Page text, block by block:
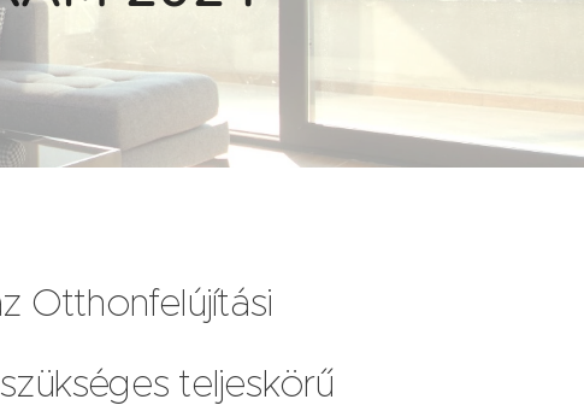
Otthonfelújítási
teljeskörű